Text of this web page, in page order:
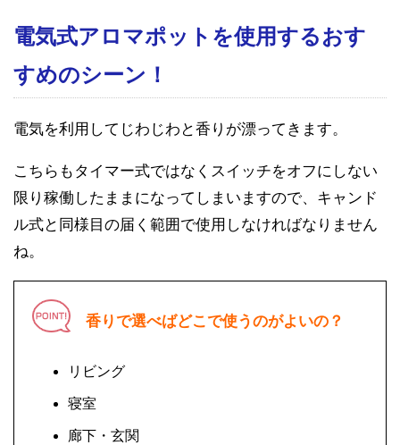
電気式アロマポットを使用するおす
すめのシーン！
電気を利用してじわじわと香りが漂ってきます。
こちらもタイマー式ではなくスイッチをオフにしない
限り稼働したままになってしまいますので、キャンド
ル式と同様目の届く範囲で使用しなければなりません
ね。
香りで選べばどこで使うのがよいの？
リビング
寝室
廊下・玄関